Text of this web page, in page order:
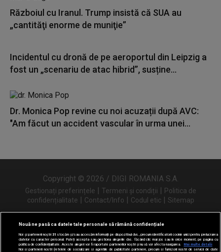
Războiul cu Iranul. Trump insistă că SUA au
„cantităţi enorme de muniţie”
Incidentul cu dronă de pe aeroportul din Leipzig a
fost un „scenariu de atac hibrid”, susține...
Dr. Monica Pop revine cu noi acuzații după AVC:
"Am făcut un accident vascular în urma unei...
Copyright © 2026 / DIGI ROMANIA S.A.
Gestionați preferințele | Termeni și condiții | Politica de
confidențialitate | Contact/Info | Codul etic | Sitemap
Urmărește-ne și pe
Nouă ne pasă ca datele tale personale să rămână confidențiale
Noi și partenerii noștri31 stocăm și/sau accesăm informații pe dispozitivul dvs., precum identificatorii cookie unici pentru prelucrarea
datelor cu caracter personal. Puteți accepta sau gestiona alegerile dvs. făcând clic mai jos sau în orice moment, pe pagina cu
politica de confidențialitate. Aceste alegeri vor fi raportate partenerilor noștri și nu vă vor afecta navigarea.
Mai multe detalii
Noi si partenerii nostri (retelele de socializare si agentiile de publicitate partenere, precum si furnizorii nostri de servicii de date